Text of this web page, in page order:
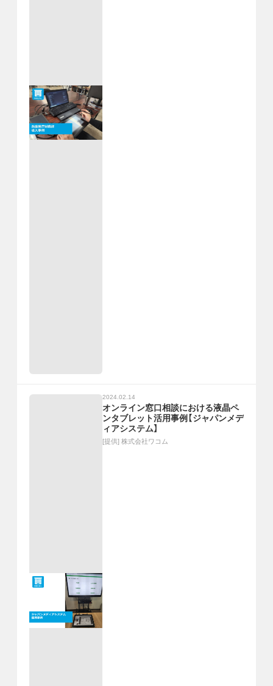
2024.02.14
オンライン窓口相談における液晶ペ
ンタブレット活用事例【ジャパンメデ
ィアシステム】
[提供] 株式会社ワコム